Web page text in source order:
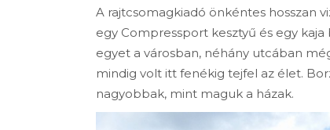
A rajtcsomagkiadó önkéntes hosszan
egy Compressport kesztyű és egy
egyet a városban, néhány utcában
mindig volt itt fenékig tejfel az élet.
nagyobbak, mint maguk a házak.